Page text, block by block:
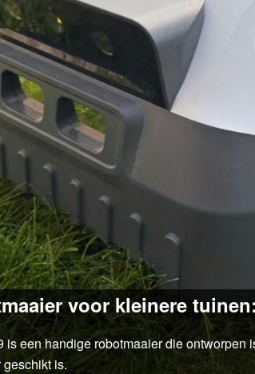
voor kleinere
is een handige robotmaaier die
is.